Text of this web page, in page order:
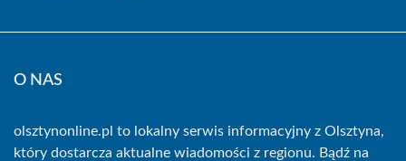
O NAS
olsztynonline.pl to lokalny serwis informacyjny z Olsztyna,
który dostarcza aktualne wiadomości z regionu. Bądź na